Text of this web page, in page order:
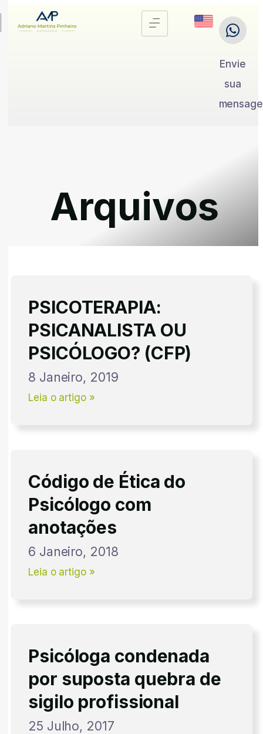
Envie
sua
Arquivos
PSICOTERAPIA:
PSICANALISTA OU
PSICÓLOGO? (CFP)
8 Janeiro, 2019
Leia o artigo »
Código de Ética do
Psicólogo com
anotações
6 Janeiro, 2018
Leia o artigo »
Psicóloga condenada
por suposta quebra de
sigilo profissional
25 Julho, 2017